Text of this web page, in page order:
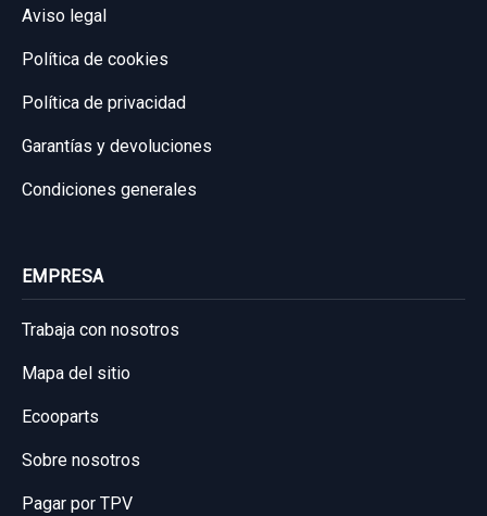
Aviso legal
Política de cookies
Política de privacidad
Garantías y devoluciones
Condiciones generales
EMPRESA
Trabaja con nosotros
Mapa del sitio
Ecooparts
Sobre nosotros
Pagar por TPV